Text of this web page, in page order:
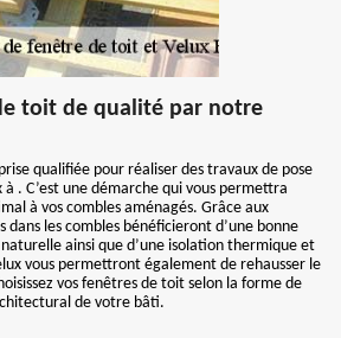
toit de qualité par notre
qualifiée pour réaliser des travaux de pose
. C’est une démarche qui vous permettra
à vos combles aménagés. Grâce aux
dans les combles bénéficieront d’une bonne
ainsi que d’une isolation thermique et
vous permettront également de rehausser le
vos fenêtres de toit selon la forme de
de votre bâti.